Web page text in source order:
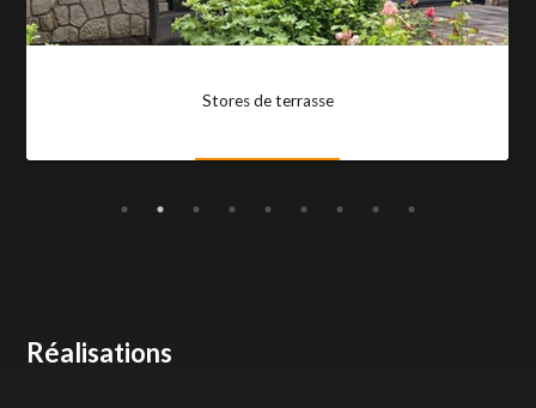
Stores de terrasse
Réalisations